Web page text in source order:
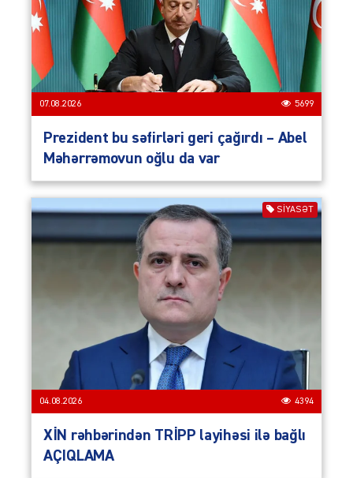
07.08.2026 5699
Prezident bu səfirləri geri çağırdı – Abel
Məhərrəmovun oğlu da var
SIYASƏT
04.08.2026 4394
XİN rəhbərindən TRİPP layihəsi ilə bağlı
AÇIQLAMA